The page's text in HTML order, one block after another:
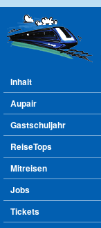
Hauptmenü
Inhalt
Aupair
Gastschuljahr
ReiseTops
Mitreisen
Jobs
Tickets